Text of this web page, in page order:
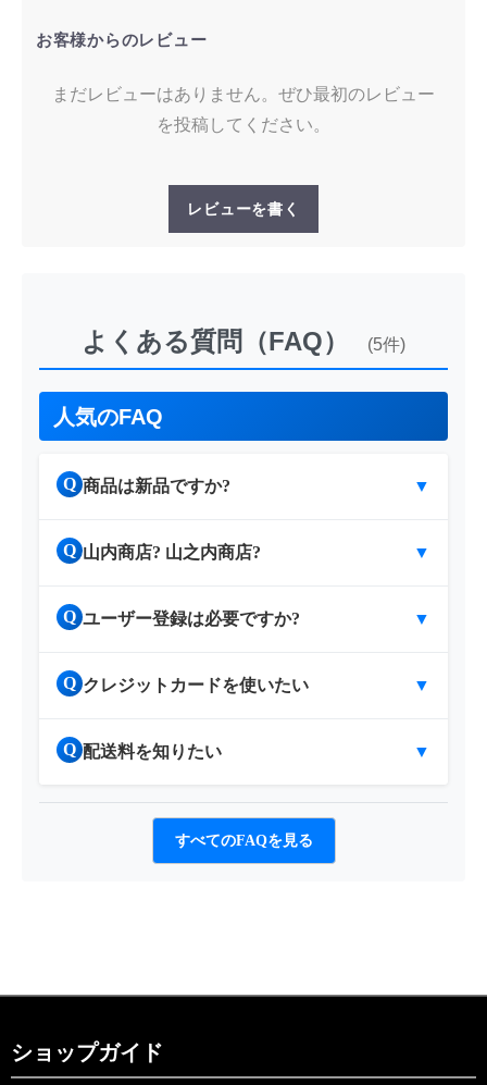
お客様からのレビュー
まだレビューはありません。ぜひ最初のレビュー
を投稿してください。
レビューを書く
よくある質問（FAQ） (5件)
人気のFAQ
Q 商品は新品ですか? ▼
Q 山内商店? 山之内商店? ▼
Q ユーザー登録は必要ですか? ▼
Q クレジットカードを使いたい ▼
Q 配送料を知りたい ▼
すべてのFAQを見る
ショップガイド